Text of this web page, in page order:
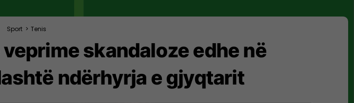
Sport > Tenis
skandaloze edhe në
ndërhyrja e gjyqtarit